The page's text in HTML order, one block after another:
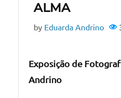
ALMA
by Eduarda Andrino
Exposição de
Andrino